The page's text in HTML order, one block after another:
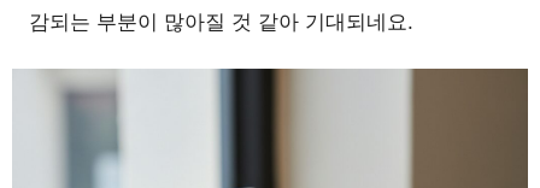
감되는 부분이 많아질 것 같아 기대되네요.